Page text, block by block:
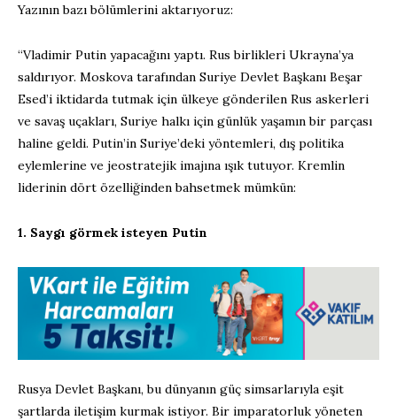
Yazının bazı bölümlerini aktarıyoruz:
“Vladimir Putin yapacağını yaptı. Rus birlikleri Ukrayna’ya
saldırıyor. Moskova tarafından Suriye Devlet Başkanı Beşar
Esed’i iktidarda tutmak için ülkeye gönderilen Rus askerleri
ve savaş uçakları, Suriye halkı için günlük yaşamın bir parçası
haline geldi. Putin’in Suriye’deki yöntemleri, dış politika
eylemlerine ve jeostratejik imajına ışık tutuyor. Kremlin
liderinin dört özelliğinden bahsetmek mümkün:
1. Saygı görmek isteyen Putin
Rusya Devlet Başkanı, bu dünyanın güç simsarlarıyla eşit
şartlarda iletişim kurmak istiyor. Bir imparatorluk yöneten